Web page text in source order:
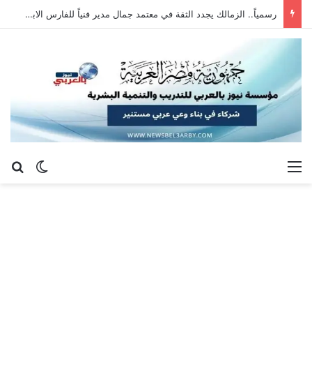
رسمياً.. الزمالك يجدد الثقة في معتمد جمال مدير فنياً للفارس الابيض
الوضع القائمة